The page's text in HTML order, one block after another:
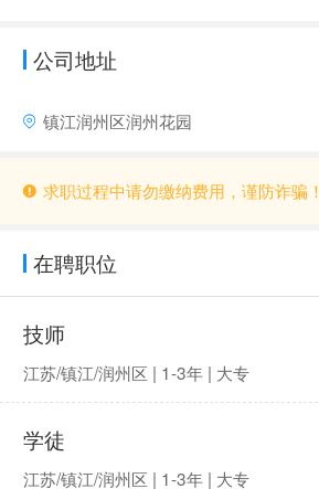
公司地址
镇江润州区润州花园
求职过程中请勿缴纳费用，谨防诈骗！
在聘职位
技师
江苏/镇江/润州区 | 1-3年 | 大专
学徒
江苏/镇江/润州区 | 1-3年 | 大专